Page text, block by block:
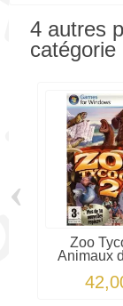
4 autres
catégorie
Zoo
Animaux
‹